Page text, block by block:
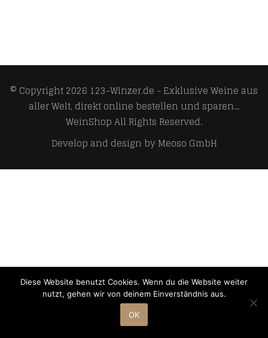
© Copyright 2026 123-Winzer.de - Exklusive Weine aus
aller Welt, direkt online bestellen und sparen...
WeinShopAll Rights Reserved.
Develop and design byMeoso GmbH
Diese Website benutzt Cookies. Wenn du die Website weiter
nutzt, gehen wir von deinem Einverständnis aus.
OK